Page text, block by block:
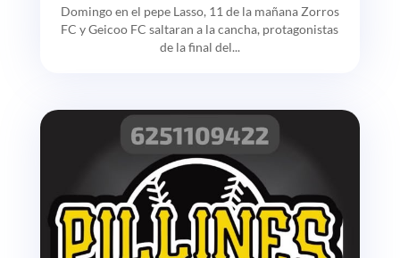
Domingo en el pepe Lasso, 11 de la mañana Zorros
FC y Geicoo FC saltaran a la cancha, protagonistas
de la final del...